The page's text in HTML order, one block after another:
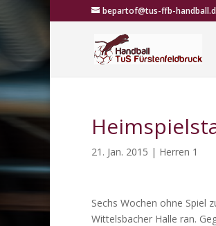
bepartof@tus-ffb-
21. Jan. 2015 | Herren 1
Sechs Wochen ohne Spiel
Wittelsbacher Halle ran.